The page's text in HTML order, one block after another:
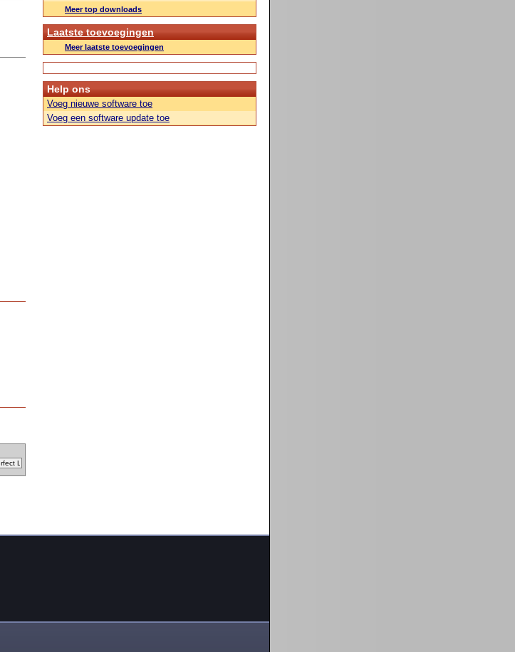
Meer top downloads
Laatste toevoegingen
Meer laatste toevoegingen
Help ons
Voeg nieuwe software toe
Voeg een software update toe